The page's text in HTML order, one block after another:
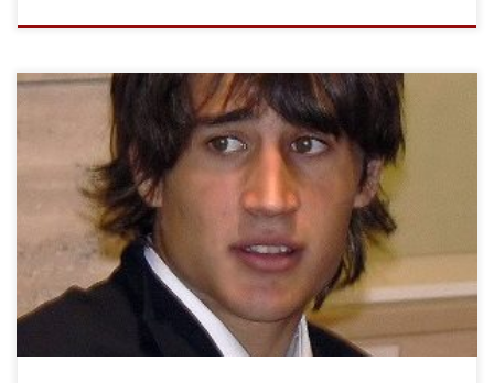
Hace seis años, Bojan Krkic tenía la etiqueta de promesa
encaminada a leyenda. Sin embargo, el delantero nunca llegó a
ese destino dorado. Tras seis años bajo la disciplina azulgrana,
aunque tres de ellas en otros clubes en calidad de cedido, Bojan
decidía abandonar el Barça rumbo al Stoke City. […]